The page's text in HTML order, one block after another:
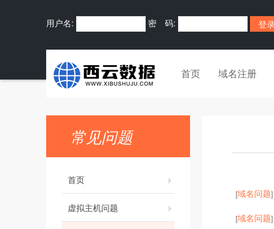
用户名: 密 码:
首页 域名注册
常见问题
首页
虚拟主机问题
[域名问题]
[域名问题]